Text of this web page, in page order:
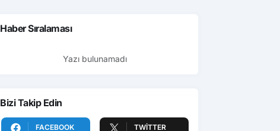
Haber Sıralaması
Yazı bulunamadı
Bizi Takip Edin
FACEBOOK TWITTER